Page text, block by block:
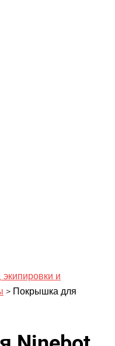
экипировки и
> Покрышка для